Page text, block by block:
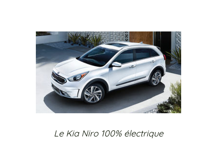
Le Kia Niro 100% électrique